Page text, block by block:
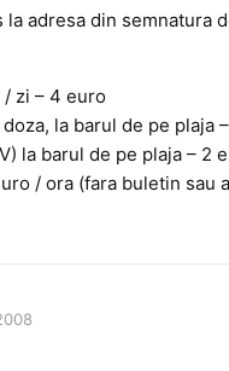
la adresa din semnatura
zi – 4 euro
la barul de pe plaja
la barul de pe plaja – 2
/ ora (fara buletin sau